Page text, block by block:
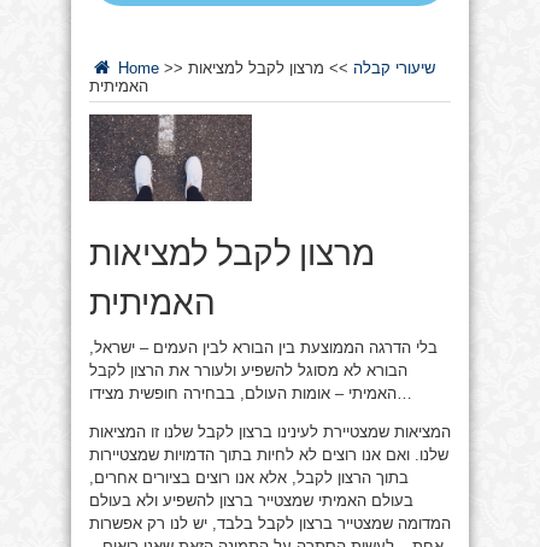
Home >> שיעורי קבלה >> מרצון לקבל למציאות
האמיתית
מרצון לקבל למציאות
האמיתית
בלי הדרגה הממוצעת בין הבורא לבין העמים – ישראל,
הבורא לא מסוגל להשפיע ולעורר את הרצון לקבל
המציאות שמצטיירת לעינינו ברצון לקבל שלנו זו המציאות
שלנו. ואם אנו רוצים לא לחיות בתוך הדמויות שמצטיירות
בתוך הרצון לקבל, אלא אנו רוצים בציורים אחרים,
בעולם האמיתי שמצטייר ברצון להשפיע ולא בעולם
המדומה שמצטייר ברצון לקבל בלבד, יש לנו רק אפשרות